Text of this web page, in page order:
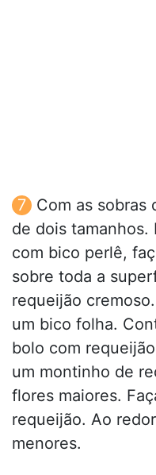
Com as sobras
de dois tamanhos.
com bico perlê,
sobre toda a
requeijão
um bico folha.
bolo com
um montinho de
flores maiores.
requeijão. Ao
menores.